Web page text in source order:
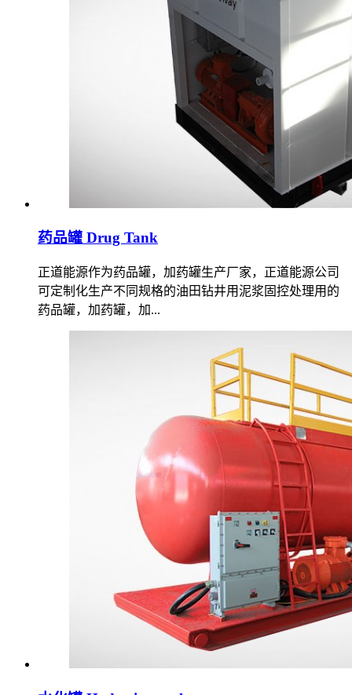
药品罐 Drug Tank
正道能源作为药品罐，加药罐生产厂家，正道能源公司
可定制化生产不同规格的油田钻井用泥浆固控处理用的
药品罐，加药罐，加...